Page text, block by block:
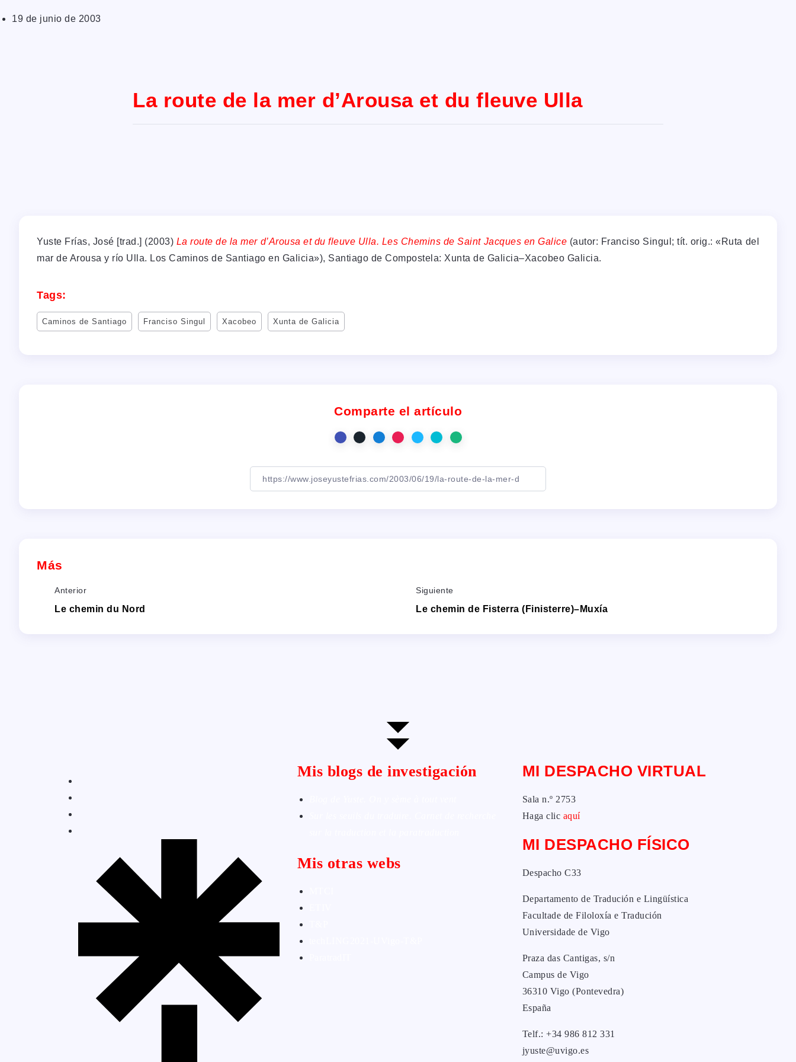
19 de junio de 2003
La route de la mer d’Arousa et du fleuve Ulla
Yuste Frías, José [trad.] (2003) La route de la mer d’Arousa et du fleuve Ulla. Les Chemins de Saint Jacques en Galice (autor: Franciso Singul; tít. orig.: «Ruta del
mar de Arousa y río Ulla. Los Caminos de Santiago en Galicia»), Santiago de Compostela: Xunta de Galicia–Xacobeo Galicia.
Tags:
Caminos de Santiago Franciso Singul Xacobeo Xunta de Galicia
Comparte el artículo
Más
Anterior
Le chemin du Nord
Siguiente
Le chemin de Fisterra (Finisterre)–Muxía
Mis blogs de investigación
Mis otras webs
MI DESPACHO VIRTUAL
Sala n.º 2753
Haga clic aquí
MI DESPACHO FÍSICO
Despacho C33
Departamento de Tradución e Lingüística
Facultade de Filoloxía e Tradución
Universidade de Vigo
Praza das Cantigas, s/n
Campus de Vigo
36310 Vigo (Pontevedra)
España
Telf.: +34 986 812 331
jyuste@uvigo.es